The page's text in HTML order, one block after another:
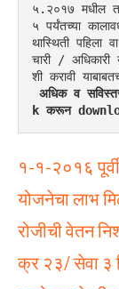
५.२०१७ मधील
५ पर्यंतच्या
थास्थिती पहिला
चारी / अधिकारी
शी करावी
k करून
१-१-२०१६
योजनेचा लाभ
रोजीची वेतन
क्र २३/ सेवा ३